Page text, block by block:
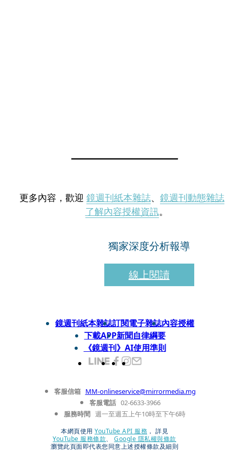
更多內容，歡迎 鏡週刊紙本雜誌、 鏡週刊動態雜誌
了解內容授權資訊。
獨家深度分析報導
線上閱讀
鏡週刊紙本雜誌訂閱電子雜誌內容授權
下載APP新聞自律綱要
《鏡週刊》AI使用準則
客服信箱 MM-onlineservice@mirrormedia.mg
客服電話 02-6633-3966
服務時間 週一至週五上午10時至下午6時
本網頁使用 YouTube API 服務 ， 詳見
YouTube 服務條款、
Google 隱私權與條款
瀏覽此頁面即代表您同意上述授權條款及細則